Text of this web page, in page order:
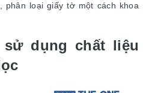
loại giấy tờ một cách khoa
dụng chất liệu